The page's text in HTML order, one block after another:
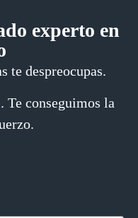
experto en
te despreocupas.
Te conseguimos la